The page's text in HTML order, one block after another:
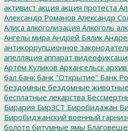
активист акция акция протеста
Александр Романов Александр
Алиса алкоголизация Алкоголь
Ангелы мира Андрей Бялик
антикоррупционное
апелляция аппарат
Артём Куликов Архангельск архив
бал банк банк "Открытие" Банк
бездомные бездомные животные
бесплатные лекарства
Бирария БирЗСТ Биробидажан
Биробиджанский военный
болото битумные ямы